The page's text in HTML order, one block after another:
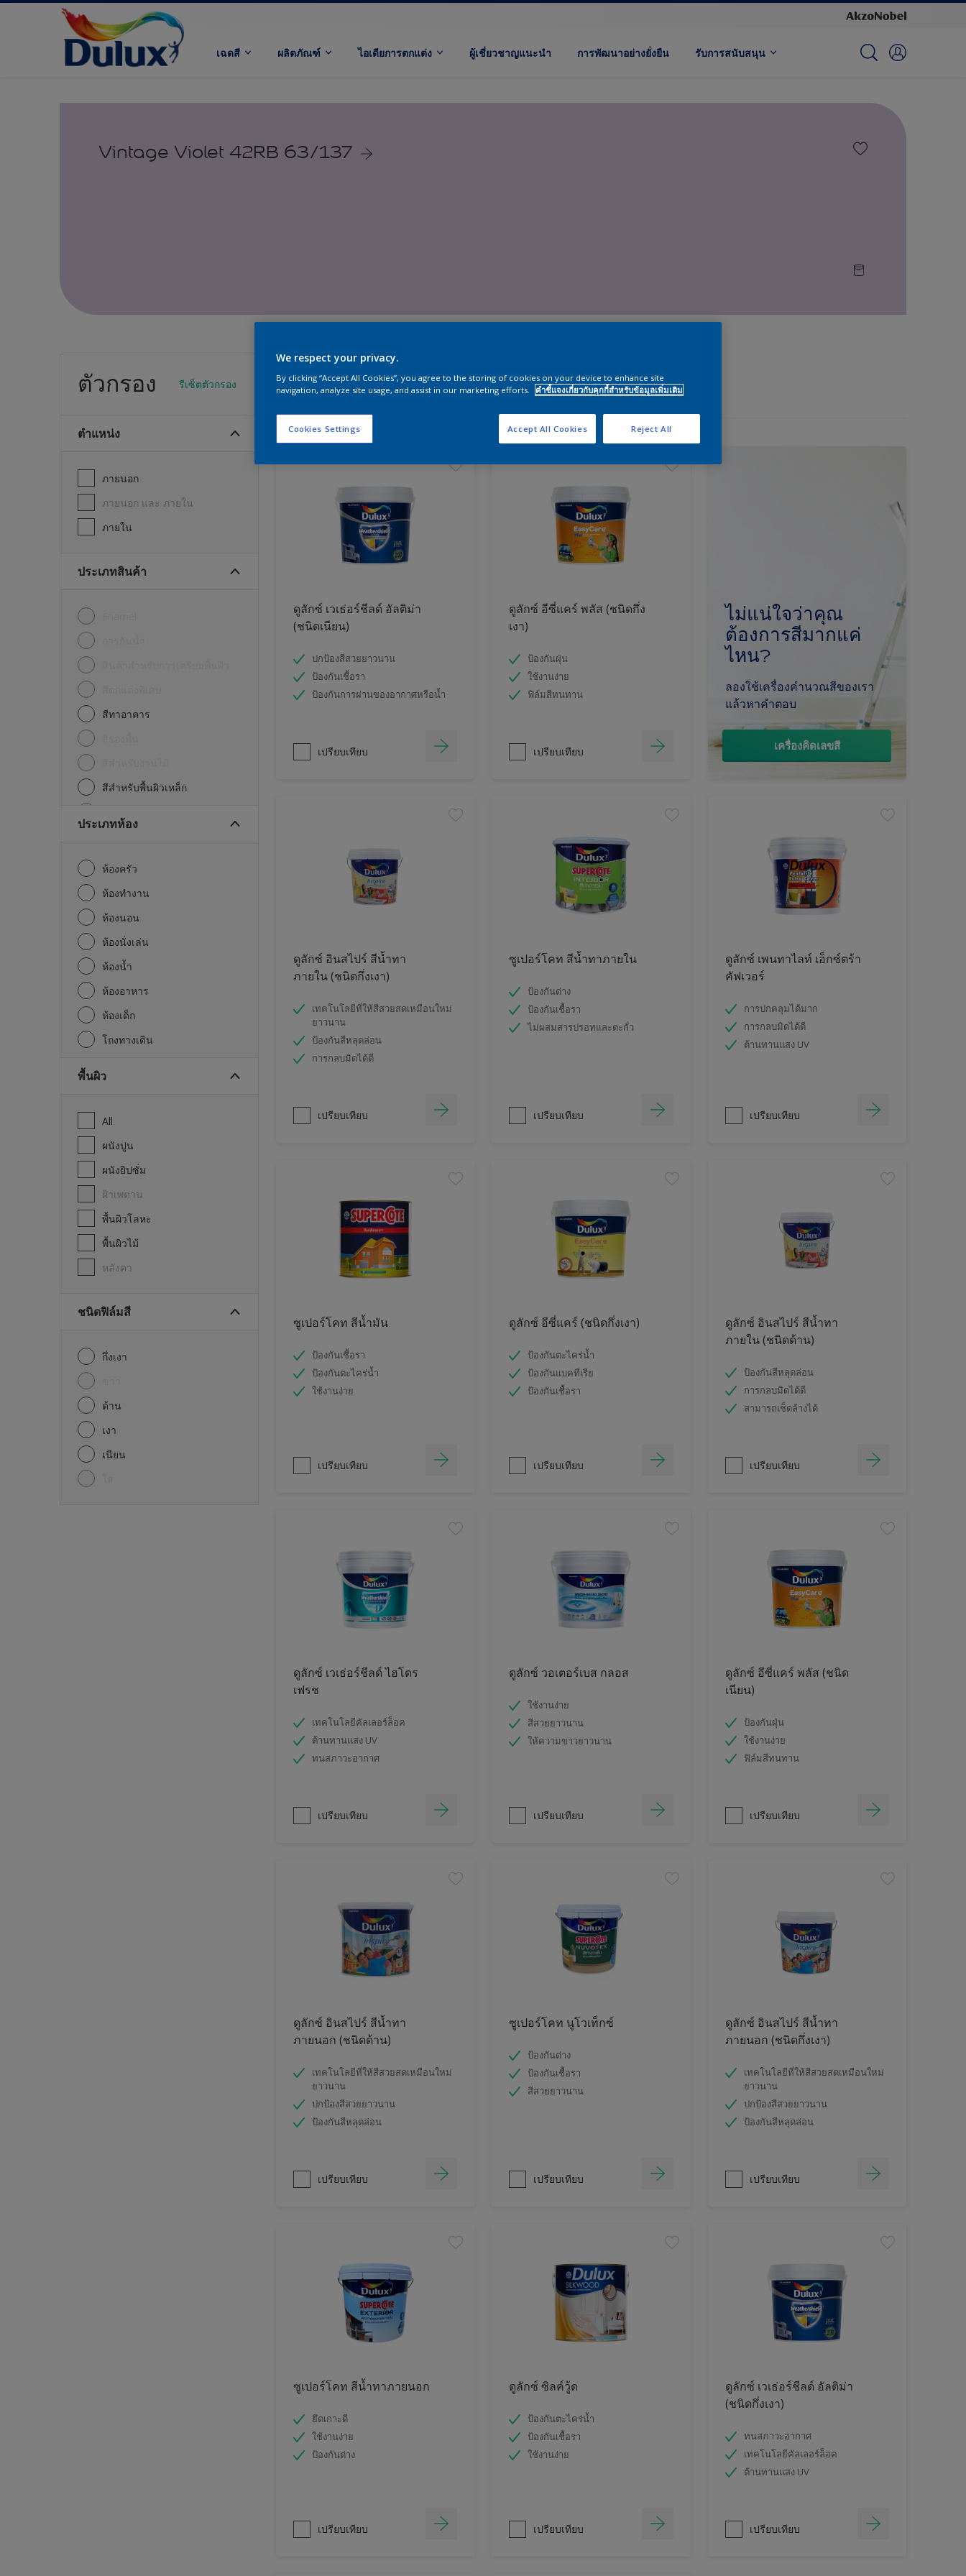
เฉดสี ผลิตภัณฑ์ ไอเดียการตกแต่ง ผู้เชี่ยวชาญแนะนำ การพัฒนาอย่างยั่งยืน รับการสนับสนุน
Vintage Violet 42RB 63/137
ตัวกรอง รีเซ็ตตัวกรอง
ตำแหน่ง
ภายนอก
ภายนอก และ ภายใน
ภายใน
ประเภทสินค้า
สีทาอาคาร
สีสำหรับพื้นผิวเหล็ก
ประเภทห้อง
ห้องครัว
ห้องทำงาน
ห้องนอน
ห้องนั่งเล่น
ห้องน้ำ
ห้องอาหาร
ห้องเด็ก
โถงทางเดิน
พื้นผิว
All
ผนังปูน
ผนังยิปซั่ม
ฝ้าเพดาน
พื้นผิวโลหะ
พื้นผิวไม้
หลังคา
ชนิดฟิล์มสี
กึ่งเงา
ด้าน
เงา
เนียน
สีทาผนังและสีห้องนอน
ดูลักซ์ เวเธ่อร์ชีลด์ อัลติม่า
(ชนิดเนียน)
ปกป้องสีสวยยาวนาน
ป้องกันเชื้อรา
ป้องกันการผ่านของอากาศหรือน้ำ
เปรียบเทียบ
ดูลักซ์ อีซี่แคร์ พลัส (ชนิดกึ่ง
เงา)
ป้องกันฝุ่น
ใช้งานง่าย
ฟิล์มสีทนทาน
เปรียบเทียบ
ไม่แน่ใจว่าคุณ
ต้องการสีมากแค่
ไหน?
ลองใช้เครื่องคำนวณสีของเรา
แล้วหาคำตอบ
เครื่องคิดเลขสี
ดูลักซ์ อินสไปร์ สีน้ำทา
ภายใน (ชนิดกึ่งเงา)
เทคโนโลยีที่ให้สีสวยสดเหมือนใหม่
ยาวนาน
ป้องกันสีหลุดล่อน
การกลบมิดได้ดี
เปรียบเทียบ
ซูเปอร์โคท สีน้ำทาภายใน
ป้องกันด่าง
ป้องกันเชื้อรา
ไม่ผสมสารปรอทและตะกั่ว
เปรียบเทียบ
ดูลักซ์ เพนทาไลท์ เอ็กซ์ตร้า
คัฟเวอร์
การปกคลุมได้มาก
การกลบมิดได้ดี
ต้านทานแสง UV
เปรียบเทียบ
ซูเปอร์โคท สีน้ำมัน
ป้องกันเชื้อรา
ป้องกันตะไคร่น้ำ
ใช้งานง่าย
เปรียบเทียบ
ดูลักซ์ อีซี่แคร์ (ชนิดกึ่งเงา)
ป้องกันตะไคร่น้ำ
ป้องกันแบคทีเรีย
ป้องกันเชื้อรา
เปรียบเทียบ
ดูลักซ์ อินสไปร์ สีน้ำทา
ภายใน (ชนิดด้าน)
ป้องกันสีหลุดล่อน
การกลบมิดได้ดี
สามารถเช็ดล้างได้
เปรียบเทียบ
ดูลักซ์ เวเธ่อร์ชีลด์ ไฮโดร
เฟรช
เทคโนโลยีคัลเลอร์ล็อค
ต้านทานแสง UV
ทนสภาวะอากาศ
เปรียบเทียบ
ดูลักซ์ วอเตอร์เบส กลอส
ใช้งานง่าย
สีสวยยาวนาน
ให้ความขาวยาวนาน
เปรียบเทียบ
ดูลักซ์ อีซี่แคร์ พลัส (ชนิด
เนียน)
ป้องกันฝุ่น
ใช้งานง่าย
ฟิล์มสีทนทาน
เปรียบเทียบ
ดูลักซ์ อินสไปร์ สีน้ำทา
ภายนอก (ชนิดด้าน)
เทคโนโลยีที่ให้สีสวยสดเหมือนใหม่
ยาวนาน
ปกป้องสีสวยยาวนาน
ป้องกันสีหลุดล่อน
เปรียบเทียบ
ซูเปอร์โคท นูโวเท็กซ์
ป้องกันด่าง
ป้องกันเชื้อรา
สีสวยยาวนาน
เปรียบเทียบ
ดูลักซ์ อินสไปร์ สีน้ำทา
ภายนอก (ชนิดกึ่งเงา)
เทคโนโลยีที่ให้สีสวยสดเหมือนใหม่
ยาวนาน
ปกป้องสีสวยยาวนาน
ป้องกันสีหลุดล่อน
เปรียบเทียบ
ซูเปอร์โคท สีน้ำทาภายนอก
ยึดเกาะดี
ใช้งานง่าย
ป้องกันด่าง
เปรียบเทียบ
ดูลักซ์ ซิลค์วู้ด
ป้องกันตะไคร่น้ำ
ป้องกันเชื้อรา
ใช้งานง่าย
เปรียบเทียบ
ดูลักซ์ เวเธ่อร์ชีลด์ อัลติม่า
(ชนิดกึ่งเงา)
ทนสภาวะอากาศ
เทคโนโลยีคัลเลอร์ล็อค
ต้านทานแสง UV
เปรียบเทียบ
We respect your privacy.
By clicking “Accept All Cookies”, you agree to the storing of cookies on your device to enhance site
navigation, analyze site usage, and assist in our marketing efforts.
คำชี้แจงเกี่ยวกับคุกกี้สำหรับข้อมูลเพิ่มเติม
Cookies Settings Reject All
Accept All Cookies